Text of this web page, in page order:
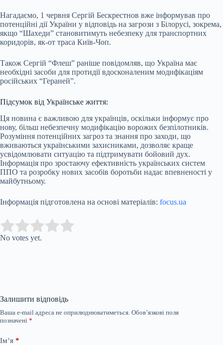
Нагадаємо, 1 червня Сергій Бескрестнов вже інформував про
потенційні дії України у відповідь на загрози з Білорусі, зокрема,
якщо “Шахеди” становитимуть небезпеку для транспортних
коридорів, як-от траса Київ-Чоп.
Також Сергій “Флеш” раніше повідомляв, що Україна має
необхідні засоби для протидії вдосконаленим модифікаціям
російських “Гераней”.
Підсумок від Українське життя:
Ця новина є важливою для українців, оскільки інформує про
нову, більш небезпечну модифікацію ворожих безпілотників.
Розуміння потенційних загроз та знання про заходи, що
вживаються українськими захисниками, дозволяє краще
усвідомлювати ситуацію та підтримувати бойовий дух.
Інформація про зростаючу ефективність українських систем
ППО та розробку нових засобів боротьби надає впевненості у
майбутньому.
Інформація підготовлена на основі матеріалів: focus.ua
Rate this item:
No votes yet.
Залишити відповідь
Ваша e-mail адреса не оприлюднюватиметься. Обов’язкові поля
позначені *
Ім’я *